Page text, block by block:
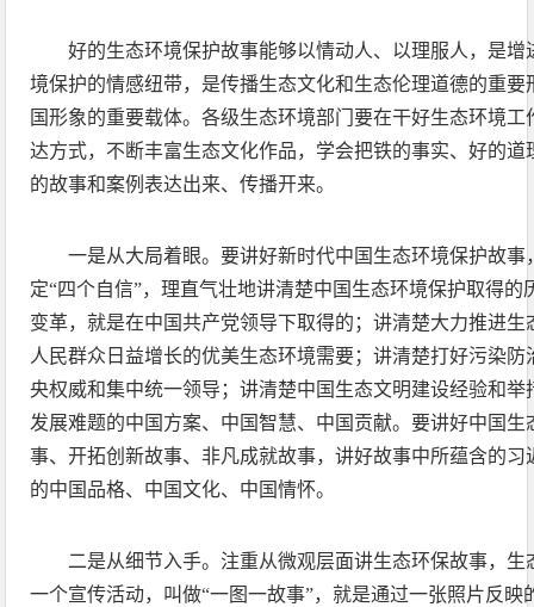
好的生态环境保护故事能够以情动人、以理服人，是
境保护的情感纽带，是传播生态文化和生态伦理道德的重
国形象的重要载体。各级生态环境部门要在干好生态环境
达方式，不断丰富生态文化作品，学会把铁的事实、好的
的故事和案例表达出来、传播开来。
一是从大局着眼。要讲好新时代中国生态环境保护故事
定“四个自信”，理直气壮地讲清楚中国生态环境保护取得
变革，就是在中国共产党领导下取得的；讲清楚大力推进
人民群众日益增长的优美生态环境需要；讲清楚打好污染
央权威和集中统一领导；讲清楚中国生态文明建设经验和
发展难题的中国方案、中国智慧、中国贡献。要讲好中国
事、开拓创新故事、非凡成就故事，讲好故事中所蕴含的
的中国品格、中国文化、中国情怀。
二是从细节入手。注重从微观层面讲生态环保故事，生
一个宣传活动，叫做“一图一故事”，就是通过一张照片反映